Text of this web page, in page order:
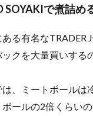
SOYAKIで煮詰める
る有名なTRADER
ックを大量買いする
、ミートボールは
ールの2倍くらい